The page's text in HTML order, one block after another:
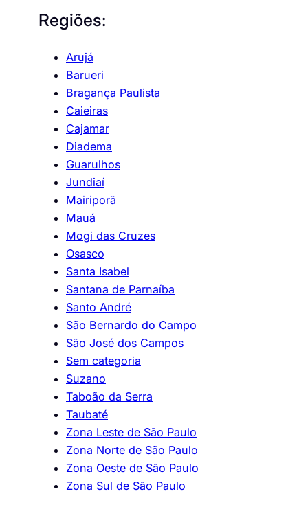
Regiões:
Arujá
Barueri
Bragança Paulista
Caieiras
Cajamar
Diadema
Guarulhos
Jundiaí
Mairiporã
Mauá
Mogi das Cruzes
Osasco
Santa Isabel
Santana de Parnaíba
Santo André
São Bernardo do Campo
São José dos Campos
Sem categoria
Suzano
Taboão da Serra
Taubaté
Zona Leste de São Paulo
Zona Norte de São Paulo
Zona Oeste de São Paulo
Zona Sul de São Paulo